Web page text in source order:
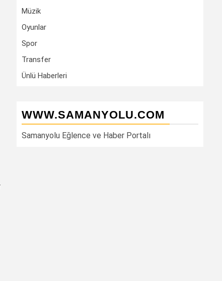
Müzik
Oyunlar
Spor
Transfer
Ünlü Haberleri
WWW.SAMANYOLU.COM
Samanyolu Eğlence ve Haber Portalı